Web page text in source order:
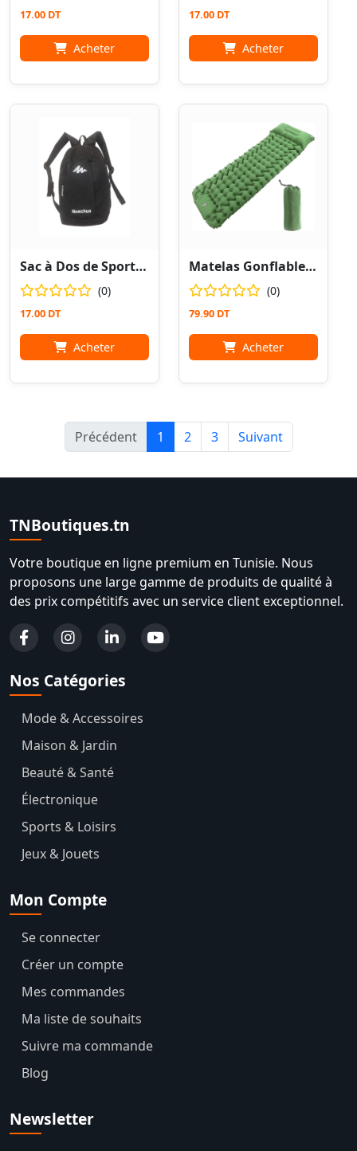
17.00 DT
Acheter
17.00 DT
Acheter
Sac à Dos de Sport Noir / Camping
(0)
17.00 DT
Acheter
Matelas Gonflable de Camping Ultra Léger avec Oreiller
(0)
79.90 DT
Acheter
Précédent 1 2 3 Suivant
TNBoutiques.tn
Votre boutique en ligne premium en Tunisie. Nous
proposons une large gamme de produits de qualité à
des prix compétitifs avec un service client exceptionnel.
Nos Catégories
Mode & Accessoires
Maison & Jardin
Beauté & Santé
Électronique
Sports & Loisirs
Jeux & Jouets
Mon Compte
Se connecter
Créer un compte
Mes commandes
Ma liste de souhaits
Suivre ma commande
Blog
Newsletter